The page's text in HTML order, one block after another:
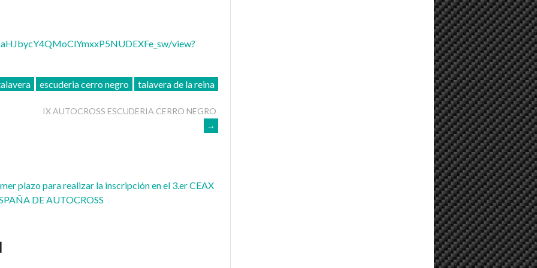
view?
escuderia cerro negro talavera de la reina
IX AUTOCROSS ESCUDERIA CERRO NEGRO
→
plazo para realizar la inscripción en el 3.er CEAX
DE AUTOCROSS